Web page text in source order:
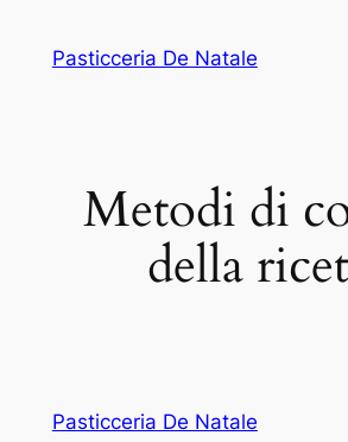
Pasticceria De Natale
Metodi di
della
Pasticceria De Natale